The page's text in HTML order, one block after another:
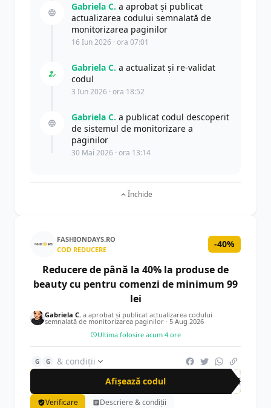
Gabriela C. a aprobat și publicat
actualizarea codului semnalată de
monitorizarea paginilor
16 Iun 2026 · ora 07:01
Gabriela C. a actualizat şi re-validat
codul
3 Iun 2026 · ora 18:52
Gabriela C. a publicat codul descoperit
de sistemul de monitorizare a
paginilor
30 Mai 2026 · ora 13:14
Închide
FASHIONDAYS.RO
COD REDUCERE
-40%
Reducere de până la 40% la produse de
beauty cu pentru comenzi de minimum 99
lei
Gabriela C. a aprobat și publicat actualizarea codului
semnalată de monitorizarea paginilor · 5 Aug 2026
Ultima folosire acum 4 ore
G G
& condiții
Afișează codul
FD4
Verificare Descriere & condiții